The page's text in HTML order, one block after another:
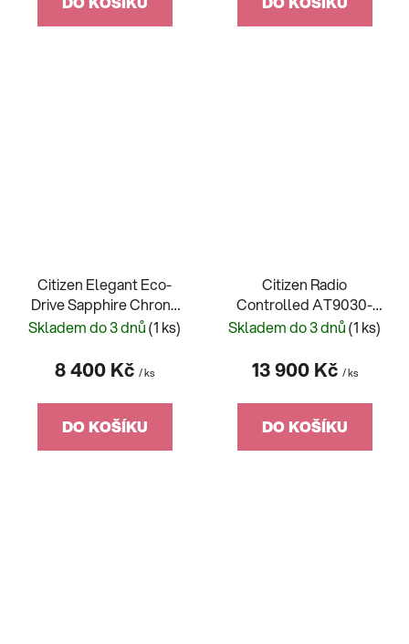
Citizen Elegant Eco-
Drive Sapphire Chrono
AT2141-52L
Skladem do 3 dnů(1 ks)
8 400 Kč / ks
DO KOŠÍKU
Citizen Radio
Controlled AT9030-
55L
Skladem do 3 dnů(1 ks)
13 900 Kč / ks
DO KOŠÍKU